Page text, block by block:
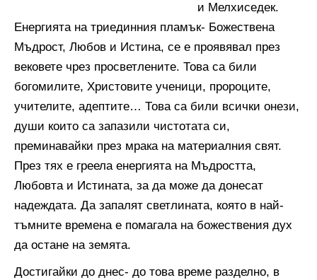
и Мелхиседек.
Енергията на триединния пламък- Божествена
Мъдрост, Любов и Истина, се е проявявал през
вековете чрез просветлените. Това са били
богомилите, Христовите ученици, пророците,
учителите, адептите… Това са били всички онези,
души които са запазили чистотата си,
преминавайки през мрака на материалния свят.
През тях е греела енергията на Мъдростта,
Любовта и Истината, за да може да донесат
надеждата. Да запалят светлината, която в най-
тъмните времена е помагала на божествения дух
да остане на земята.
Достигайки до днес- до това време разделно, в